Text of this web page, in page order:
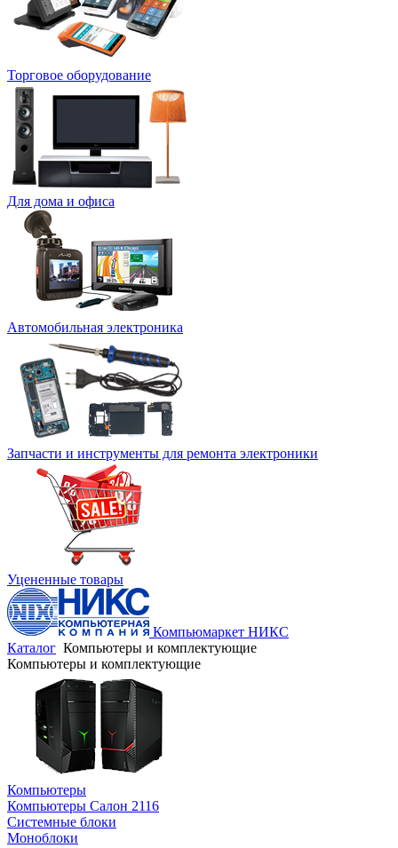
Торговое оборудование
Для дома и офиса
Автомобильная электроника
Запчасти и инструменты для ремонта электроники
Уцененные товары
Компьюмаркет НИКС
Каталог Компьютеры и комплектующие
Компьютеры и комплектующие
Компьютеры
Компьютеры Салон 2116
Системные блоки
Моноблоки